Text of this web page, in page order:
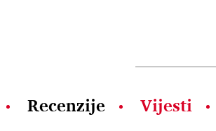
Recenzije Vijesti